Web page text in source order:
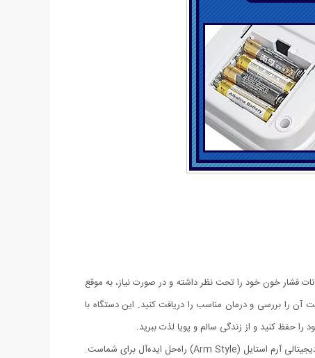
فشار خون خود را تحت نظر داشته و در صورت نیاز، به موقع
آن را بررسی و درمان مناسب را دریافت کنید. این دستگاه با
حفظ کنید و از زندگی سالم و پویا لذت ببرید.
آیا نگران سلامتی قلب خود هستید؟ آیا به دنبال راهی آسان و دقیق برای اندازه‌گیری فشار خون خود در خانه می‌گردید؟ دستگاه فشارسنج الکترونیکی دیجیتالی آرم استایل (Arm Style) راه‌حل ایده‌آل برای شماست.